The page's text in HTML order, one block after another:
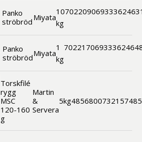
Panko
ströbröd Miyata
10
kg
702209
Panko
ströbrödMiyata
1
kg
702217
Torskfilé
rygg
MSC
120-160
g
Martin
&
Servera
5kg485680